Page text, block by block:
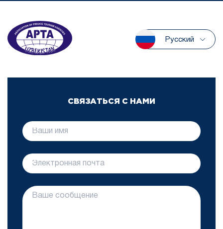
Русский
СВЯЗАТЬСЯ С НАМИ